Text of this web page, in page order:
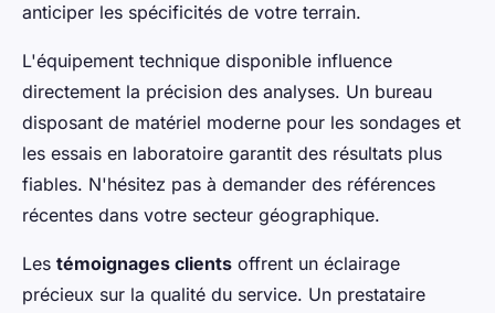
anticiper les spécificités de votre terrain.
L'équipement technique disponible influence
directement la précision des analyses. Un bureau
disposant de matériel moderne pour les sondages et
les essais en laboratoire garantit des résultats plus
fiables. N'hésitez pas à demander des références
récentes dans votre secteur géographique.
Les témoignages clients offrent un éclairage
précieux sur la qualité du service. Un prestataire